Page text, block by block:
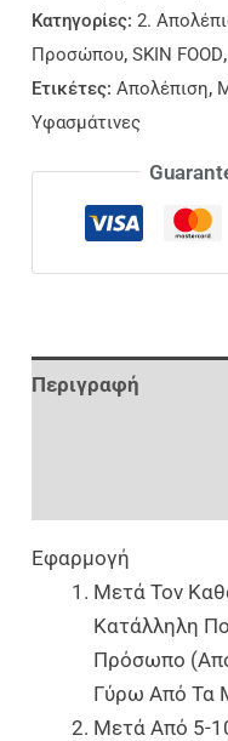
Κατηγορίες:2.
Προσώπου,SKIN FOOD,
Ετικέτες:Απολέπιση,
Υφασμάτινες
Περιγραφή
Εφαρμογή
Μετά Τον
Κατάλληλη
Πρόσωπο
Γύρω Από Τα
Μετά Από 5-